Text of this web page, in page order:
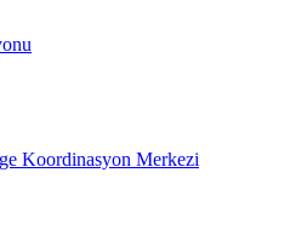
Koordinasyon Merkezi